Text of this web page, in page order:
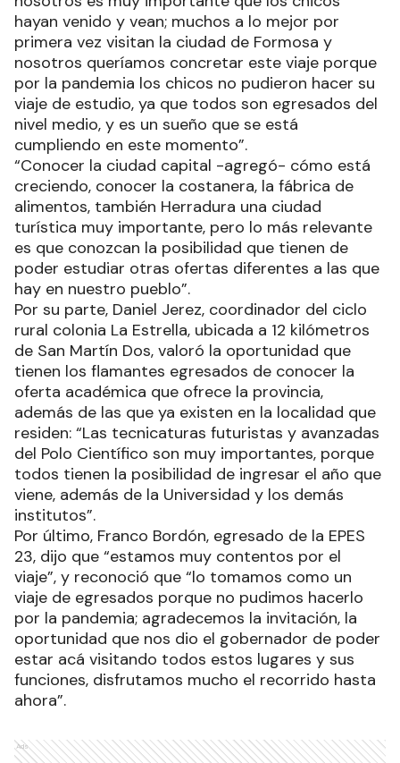
hayan venido y vean; muchos a lo mejor por
primera vez visitan la ciudad de Formosa y
nosotros queríamos concretar este viaje porque
por la pandemia los chicos no pudieron hacer su
viaje de estudio, ya que todos son egresados del
nivel medio, y es un sueño que se está
cumpliendo en este momento”.
“Conocer la ciudad capital -agregó- cómo está
creciendo, conocer la costanera, la fábrica de
alimentos, también Herradura una ciudad
turística muy importante, pero lo más relevante
es que conozcan la posibilidad que tienen de
poder estudiar otras ofertas diferentes a las que
hay en nuestro pueblo”.
Por su parte, Daniel Jerez, coordinador del ciclo
rural colonia La Estrella, ubicada a 12 kilómetros
de San Martín Dos, valoró la oportunidad que
tienen los flamantes egresados de conocer la
oferta académica que ofrece la provincia,
además de las que ya existen en la localidad que
residen: “Las tecnicaturas futuristas y avanzadas
del Polo Científico son muy importantes, porque
todos tienen la posibilidad de ingresar el año que
viene, además de la Universidad y los demás
institutos”.
Por último, Franco Bordón, egresado de la EPES
23, dijo que “estamos muy contentos por el
viaje”, y reconoció que “lo tomamos como un
viaje de egresados porque no pudimos hacerlo
por la pandemia; agradecemos la invitación, la
oportunidad que nos dio el gobernador de poder
estar acá visitando todos estos lugares y sus
funciones, disfrutamos mucho el recorrido hasta
ahora”.
Ads